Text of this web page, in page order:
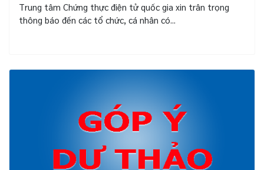
Trung tâm Chứng thực điện tử quốc gia xin trân trọng
thông báo đến các tổ chức, cá nhân có...